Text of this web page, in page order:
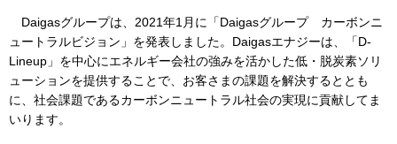
Daigasグループは、2021年1月に「Daigasグループ カーボンニ
ュートラルビジョン」を発表しました。Daigasエナジーは、「D-
Lineup」を中心にエネルギー会社の強みを活かした低・脱炭素ソリ
ューションを提供することで、お客さまの課題を解決するととも
に、社会課題であるカーボンニュートラル社会の実現に貢献してま
いります。